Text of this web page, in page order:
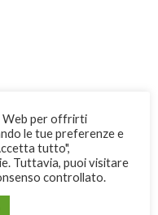
fanno conoscere nel
(CS) ITALY
Web per offrirti
le tue preferenze e
tutto",
Tuttavia, puoi visitare
controllato.